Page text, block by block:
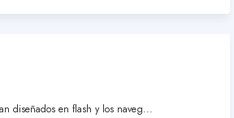
diseñados en flash y los naveg...